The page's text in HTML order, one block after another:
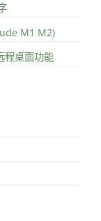
M1 M2)
程桌面功能